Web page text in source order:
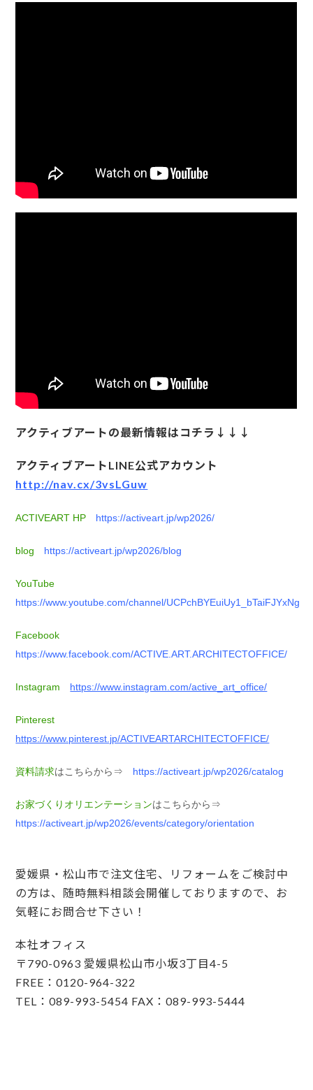
アクティブアートの最新情報はコチラ↓↓↓
アクティブアートLINE公式アカウント
http://nav.cx/3vsLGuw
ACTIVEART HP https://activeart.jp/wp2026/
blog https://activeart.jp/wp2026/blog
YouTube
https://www.youtube.com/channel/UCPchBYEuiUy1_bTaiFJYxNg
Facebook
https://www.facebook.com/ACTIVE.ART.ARCHITECTOFFICE/
Instagram https://www.instagram.com/active_art_office/
Pinterest
https://www.pinterest.jp/ACTIVEARTARCHITECTOFFICE/
資料請求はこちらから⇒ https://activeart.jp/wp2026/catalog
お家づくりオリエンテーションはこちらから⇒
https://activeart.jp/wp2026/events/category/orientation
愛媛県・松山市で注文住宅、リフォームをご検討中
の方は、随時無料相談会開催しておりますので、お
気軽にお問合せ下さい！
本社オフィス
〒790-0963 愛媛県松山市小坂3丁目4-5
FREE：0120-964-322
TEL：089-993-5454 FAX：089-993-5444